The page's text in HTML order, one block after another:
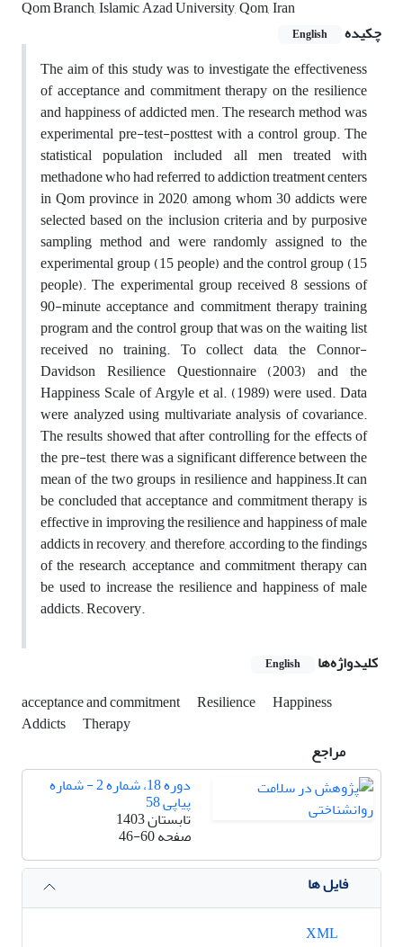
Qom Branch, Islamic Azad University, Qom, Iran
چکیده
English
The aim of this study was to investigate the effectiveness
of acceptance and commitment therapy on the resilience
and happiness of addicted men. The research method was
experimental pre-test-posttest with a control group. The
statistical population included all men treated with
methadone who had referred to addiction treatment centers
in Qom province in 2020, among whom 30 addicts were
selected based on the inclusion criteria and by purposive
sampling method and were randomly assigned to the
experimental group (15 people) and the control group (15
people). The experimental group received 8 sessions of
90-minute acceptance and commitment therapy training
program and the control group that was on the waiting list
received no training. To collect data, the Connor-
Davidson Resilience Questionnaire (2003) and the
Happiness Scale of Argyle et al. (1989) were used. Data
were analyzed using multivariate analysis of covariance.
The results showed that after controlling for the effects of
the pre-test, there was a significant difference between the
mean of the two groups in resilience and happiness.It can
be concluded that acceptance and commitment therapy is
effective in improving the resilience and happiness of male
addicts in recovery, and therefore, according to the findings
of the research, acceptance and commitment therapy can
be used to increase the resilience and happiness of male
addicts. Recovery.
کلیدواژه‌ها
English
acceptance and commitment Resilience
Happiness
Addicts
Therapy
مراجع
دوره 18، شماره 2 - شماره
پیاپی 58
تابستان 1403
صفحه46-60
فایل ها